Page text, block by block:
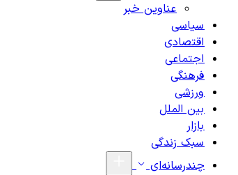
عناوین خبر
سیاسی
اقتصادی
اجتماعی
فرهنگی
ورزشی
بین الملل
بازار
سبک زندگی
چندرسانه‌ای